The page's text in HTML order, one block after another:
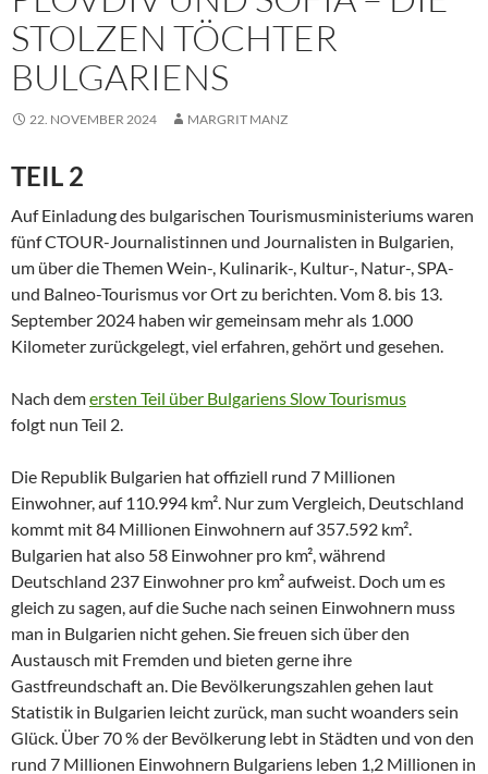
STOLZEN TÖCHTER
BULGARIENS
22. NOVEMBER 2024 MARGRIT MANZ
TEIL 2
Auf Einladung des bulgarischen Tourismusministeriums waren
fünf CTOUR-Journalistinnen und Journalisten in Bulgarien,
um über die Themen Wein-, Kulinarik-, Kultur-, Natur-, SPA-
und Balneo-Tourismus vor Ort zu berichten. Vom 8. bis 13.
September 2024 haben wir gemeinsam mehr als 1.000
Kilometer zurückgelegt, viel erfahren, gehört und gesehen.
Nach demersten Teil über Bulgariens Slow Tourismus
folgt nun Teil 2.
Die Republik Bulgarien hat offiziell rund 7 Millionen
Einwohner, auf 110.994 km². Nur zum Vergleich, Deutschland
kommt mit 84 Millionen Einwohnern auf 357.592 km².
Bulgarien hat also 58 Einwohner pro km², während
Deutschland 237 Einwohner pro km² aufweist. Doch um es
gleich zu sagen, auf die Suche nach seinen Einwohnern muss
man in Bulgarien nicht gehen. Sie freuen sich über den
Austausch mit Fremden und bieten gerne ihre
Gastfreundschaft an. Die Bevölkerungszahlen gehen laut
Statistik in Bulgarien leicht zurück, man sucht woanders sein
Glück. Über 70 % der Bevölkerung lebt in Städten und von den
rund 7 Millionen Einwohnern Bulgariens leben 1,2 Millionen in